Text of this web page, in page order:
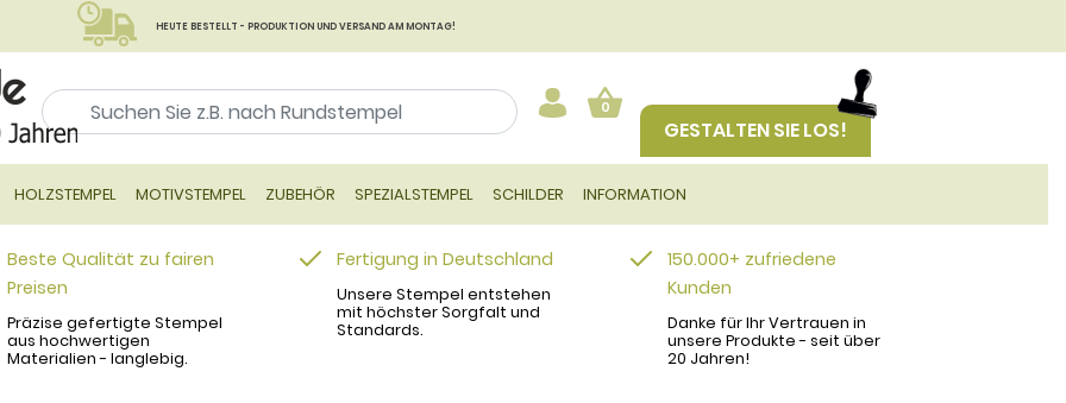
HEUTE BESTELLT - PRODUKTION UND VERSAND AM MONTAG!
0
GESTALTEN SIE LOS!
HOLZSTEMPEL MOTIVSTEMPEL ZUBEHÖR SPEZIALSTEMPEL SCHILDER INFORMATION
Beste Qualität zu fairen
Preisen
Präzise gefertigte Stempel
aus hochwertigen
Materialien - langlebig.
Fertigung in Deutschland
Unsere Stempel entstehen
mit höchster Sorgfalt und
Standards.
150.000+ zufriedene
Kunden
Danke für Ihr Vertrauen in
unsere Produkte - seit über
20 Jahren!